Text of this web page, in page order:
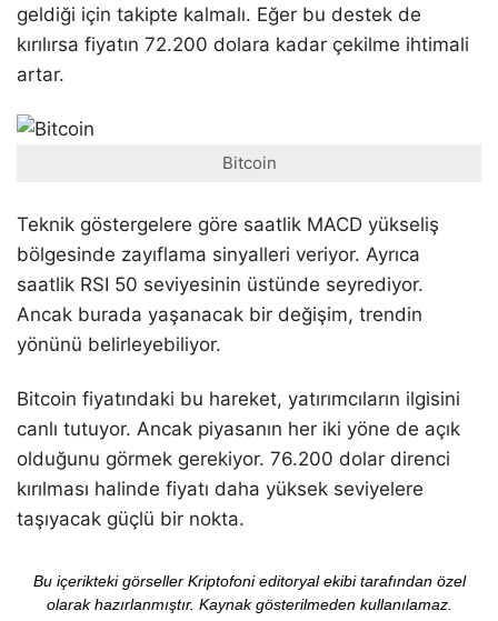
geldiği için takipte kalmalı. Eğer bu destek de
kırılırsa fiyatın 72.200 dolara kadar çekilme ihtimali
artar.
Bitcoin
Teknik göstergelere göre saatlik MACD yükseliş
bölgesinde zayıflama sinyalleri veriyor. Ayrıca
saatlik RSI 50 seviyesinin üstünde seyrediyor.
Ancak burada yaşanacak bir değişim, trendin
yönünü belirleyebiliyor.
Bitcoin fiyatındaki bu hareket, yatırımcıların ilgisini
canlı tutuyor. Ancak piyasanın her iki yöne de açık
olduğunu görmek gerekiyor. 76.200 dolar direnci
kırılması halinde fiyatı daha yüksek seviyelere
taşıyacak güçlü bir nokta.
Bu içerikteki görseller Kriptofoni editoryal ekibi tarafından özel
olarak hazırlanmıştır. Kaynak gösterilmeden kullanılamaz.